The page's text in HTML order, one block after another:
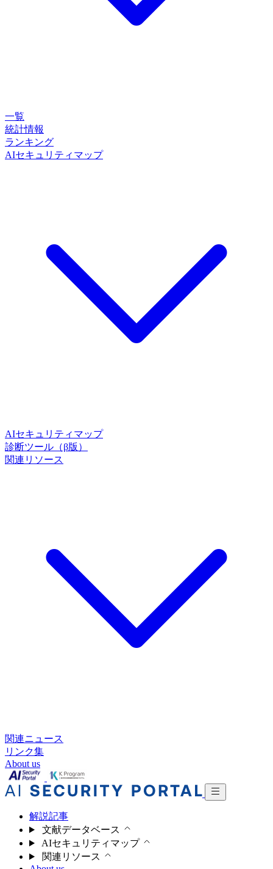
一覧
統計情報
ランキング
AIセキュリティマップ
AIセキュリティマップ
診断ツール（β版）
関連リソース
関連ニュース
リンク集
About us
解説記事
文献データベース
AIセキュリティマップ
関連リソース